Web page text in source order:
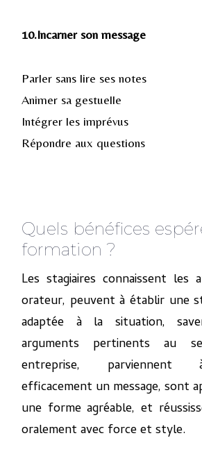
10.Incarner son message
Parler sans lire ses notes
Animer sa gestuelle
Intégrer les imprévus
Répondre aux questions
Quels bénéfices
formation ?
Les stagiaires connaissent
orateur, peuvent à établir une
adaptée à la situation,
arguments pertinents au
entreprise,
efficacement un message, sont
une forme agréable, et
oralement avec force et style.